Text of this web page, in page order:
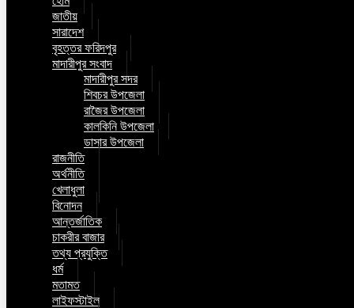
জাতীয়
সারাদেশ
বৃহত্তর ফরিদপুর
মাদারীপুর সংবাদ
মাদারীপুর সদর
শিবচর উপজেলা
রাজৈর উপজেলা
কালকিনি উপজেলা
ডাসার উপজেলা
রাজনীতি
অর্থনীতি
খেলাধুলা
বিনোদন
আন্তর্জাতিক
চাকরীর বাজার
তথ্য প্রযুক্তি
ধর্ম
মতামত
লাইফস্টাইল